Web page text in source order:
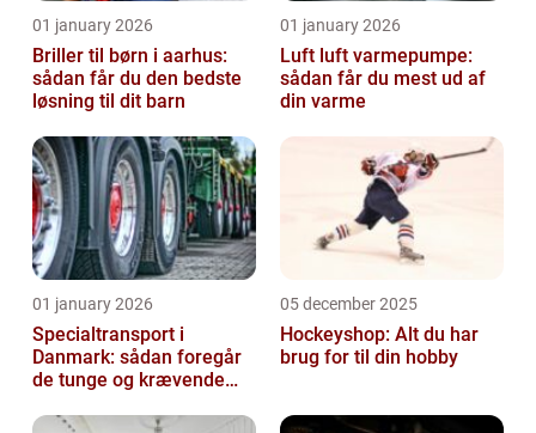
01 january 2026
Briller til børn i aarhus:
sådan får du den bedste
løsning til dit barn
01 january 2026
Luft luft varmepumpe:
sådan får du mest ud af
din varme
01 january 2026
Specialtransport i
Danmark: sådan foregår
de tunge og krævende
05 december 2025
Hockeyshop: Alt du har
brug for til din hobby